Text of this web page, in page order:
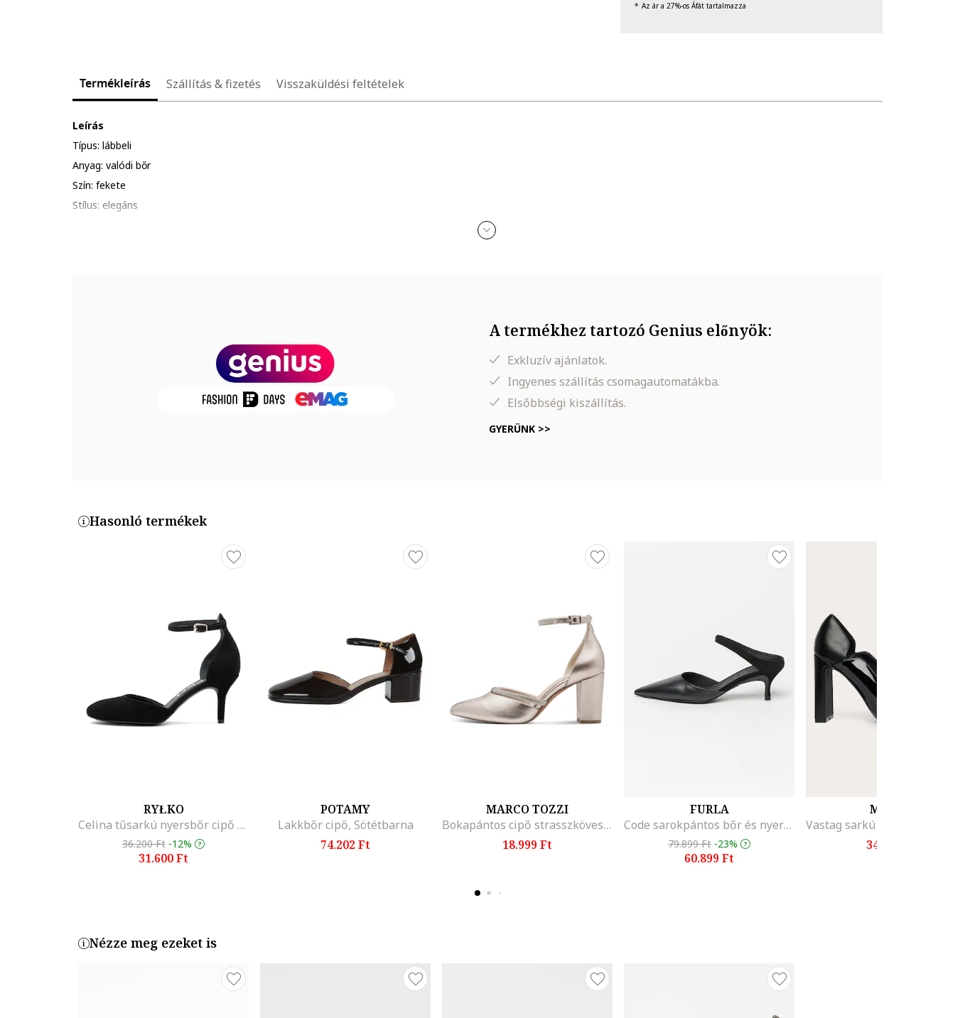
Az ár a 27%-os Áfát tartalmazza
Termékleírás Szállítás & fizetés Visszaküldési feltételek
Leírás
Típus: lábbeli
Anyag: valódi bőr
Szín: fekete
Stílus: elegáns
A termékhez tartozó Genius előnyök:
Exkluzív ajánlatok.
Ingyenes szállítás csomagautomatákba.
Elsőbbségi kiszállítás.
GYERÜNK >>
Hasonló termékek
RYŁKO
Celina tűsarkú nyersbőr cipő pánttal, Fekete
36.200 Ft -12%
31.600 Ft
POTAMY
Lakkbőr cipő, Sötétbarna
74.202 Ft
MARCO TOZZI
Bokapántos cipő strasszköves rátétekkel, Rózsaarany
18.999 Ft
FURLA
Code sarokpántos bőr és nyersbőr cipő, Fekete
79.899 Ft -23%
60.899 Ft
MOTIVI
34.790 Ft
Nézze meg ezeket is